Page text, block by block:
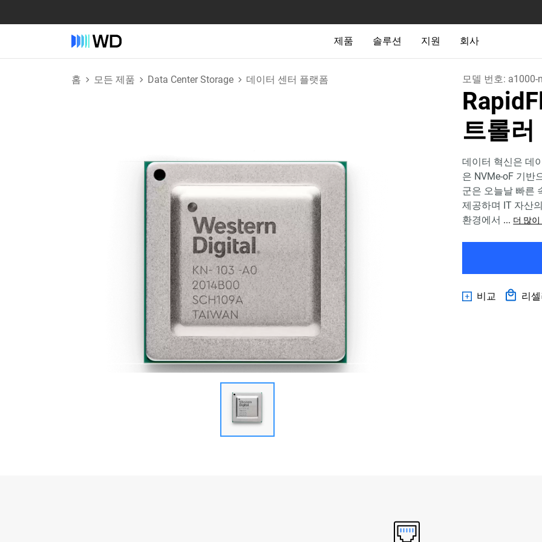
제품 솔루션 지원 회사
홈 모든 제품 Data Center Storage 데이터 센터 플랫폼 모델 번호: a1000-
트롤
데이터 혁신은 데
은 NVMe-oF 기반
군은 오늘날 빠른
제공하며 IT 자산
환경에서 ... 더 많
비교 리